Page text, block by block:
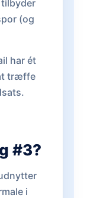
(og
har ét
træffe
#3?
i